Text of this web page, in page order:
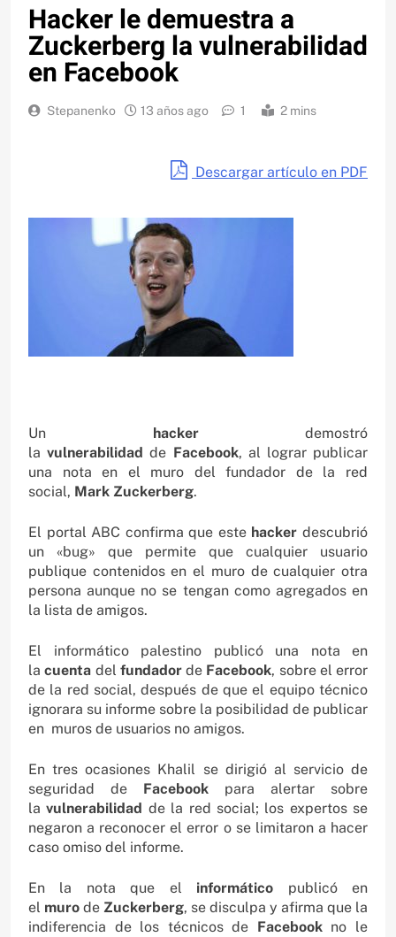
Hacker le demuestra a
Zuckerberg la vulnerabilidad
en Facebook
Stepanenko 13 años ago 1 2 mins
Descargar artículo en PDF
Un hackerdemostró
lavulnerabilidad de Facebook, al lograr publicar
una nota en el muro del fundador de la red
social, Mark Zuckerberg.
El portal ABC confirma que este hacker descubrió
un «bug» que permite que cualquier usuario
publique contenidos en el muro de cualquier otra
persona aunque no se tengan como agregados en
la lista de amigos.
El informático palestino publicó una nota en
lacuenta del fundadorde Facebook, sobre el error
de la red social, después de que el equipo técnico
ignorara su informe sobre la posibilidad de publicar
en muros de usuarios no amigos.
En tres ocasiones Khalil se dirigió al servicio de
seguridad de Facebook para alertar sobre
lavulnerabilidad de la red social; los expertos se
negaron a reconocer el error o se limitaron a hacer
caso omiso del informe.
En la nota que el informático publicó en
el muro de Zuckerberg, se disculpa y afirma que la
indiferencia de los técnicos de Facebookno le